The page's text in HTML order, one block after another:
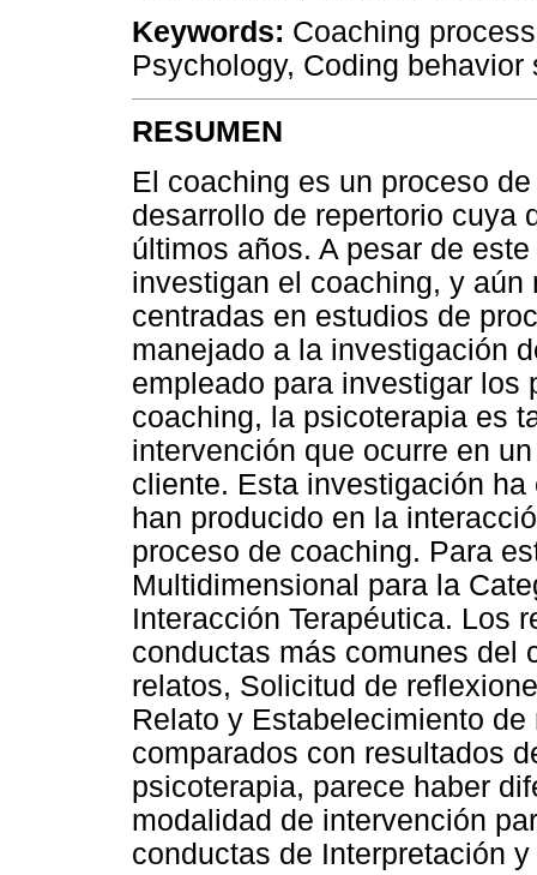
Keywords: Coaching
Psychology, Coding behavior
RESUMEN
El coaching es un proceso
desarrollo de repertorio cuya
últimos años. A pesar de
investigan el coaching, y
centradas en estudios de
manejado a la investigación
empleado para investigar
coaching, la psicoterapia es
intervención que ocurre en
cliente. Esta investigación
han producido en la
proceso de coaching. Para
Multidimensional para la
Interacción Terapéutica. Los
conductas más comunes del
relatos, Solicitud de
Relato y Estabelecimiento
comparados con resultados
psicoterapia, parece haber
modalidad de intervención
conductas de Interpretación